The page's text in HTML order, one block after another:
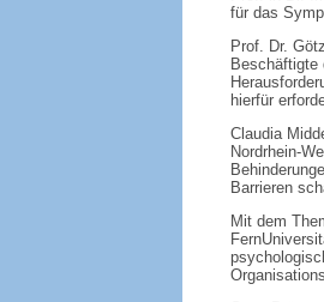
für das
Prof. Dr.
Beschäftigte
hierfür
Claudia
Nordrhein-
Barrieren
Mit dem